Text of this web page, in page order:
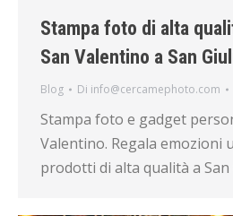
Stampa foto di alta
San Valentino a San
Blog Di info@cercamephoto.com
Stampa foto e gadget
Valentino. Regala emozioni
prodotti di alta qualità a